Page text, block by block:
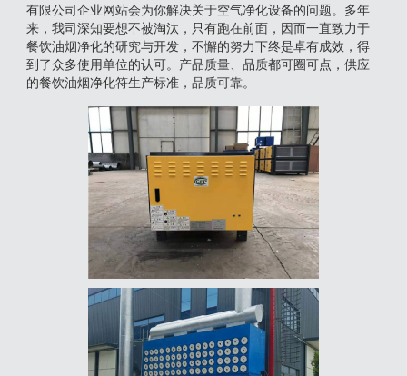
有限公司企业网站会为你解决关于空气净化设备的问题。多年
来，我司深知要想不被淘汰，只有跑在前面，因而一直致力于
餐饮油烟净化的研究与开发，不懈的努力下终是卓有成效，得
到了众多使用单位的认可。产品质量、品质都可圈可点，供应
的餐饮油烟净化符生产标准，品质可靠。